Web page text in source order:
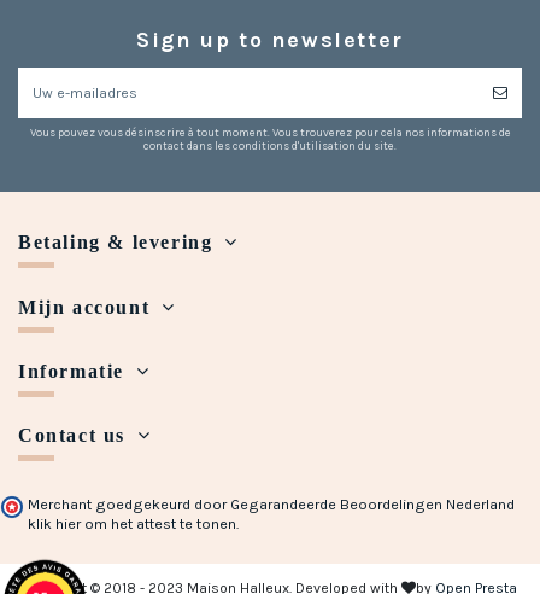
Sign up to newsletter
Vous pouvez vous désinscrire à tout moment. Vous trouverez pour cela nos informations de
contact dans les conditions d'utilisation du site.
Betaling & levering
Mijn account
Informatie
Contact us
Merchant goedgekeurd door Gegarandeerde Beoordelingen Nederland
klik hier om het attest te tonen
Copyright © 2018 - 2023 Maison Halleux. Developed with by Open Presta